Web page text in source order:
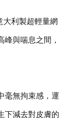
大利製超輕量網
峰與喘息之間，
毫無拘束感，運
下減去對皮膚的